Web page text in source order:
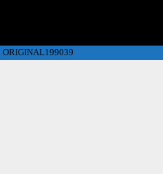
ORIGINAL199039